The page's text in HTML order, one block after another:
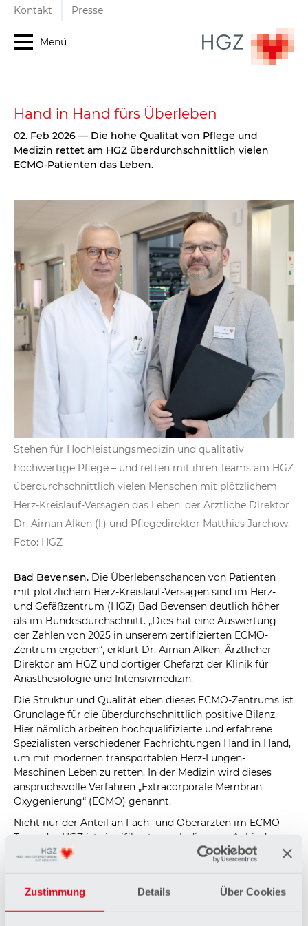
Zustimmung Details Über Cookies
Kontakt Presse
Menü
Hand in Hand fürs Überleben
02. Feb 2026 — Die hohe Qualität von Pflege und
Medizin rettet am HGZ überdurchschnittlich vielen
ECMO-Patienten das Leben.
Stehen für Hochleistungsmedizin und qualitativ
hochwertige Pflege – und retten mit ihren Teams am HGZ
überdurchschnittlich vielen Menschen mit plötzlichem
Herz-Kreislauf-Versagen das Leben: der Ärztliche Direktor
Dr. Aiman Alken (l.) und Pflegedirektor Matthias Jarchow.
Foto: HGZ
Bad Bevensen. Die Überlebenschancen von Patienten
mit plötzlichem Herz-Kreislauf-Versagen sind im Herz-
und Gefäßzentrum (HGZ) Bad Bevensen deutlich höher
als im Bundesdurchschnitt. „Dies hat eine Auswertung
der Zahlen von 2025 in unserem zertifizierten ECMO-
Zentrum ergeben“, erklärt Dr. Aiman Alken, Ärztlicher
Direktor am HGZ und dortiger Chefarzt der Klinik für
Anästhesiologie und Intensivmedizin.
Die Struktur und Qualität eben dieses ECMO-Zentrums ist
Grundlage für die überdurchschnittlich positive Bilanz.
Hier nämlich arbeiten hochqualifizierte und erfahrene
Spezialisten verschiedener Fachrichtungen Hand in Hand,
um mit modernen transportablen Herz-Lungen-
Maschinen Leben zu retten. In der Medizin wird dieses
anspruchsvolle Verfahren „Extracorporale Membran
Oxygenierung“ (ECMO) genannt.
Nicht nur der Anteil an Fach- und Oberärzten im ECMO-
Team des HGZ ist signifikant – auch die enge Anbindung
an den Rettungsdienst garantiert eine schnelle und
effektive Versorgung der Patienten, für deren Überleben
Qualität der Pflege entscheidend für die erfolgreiche
Behandlung der Betroffenen, betont Dr. Alken. Umso